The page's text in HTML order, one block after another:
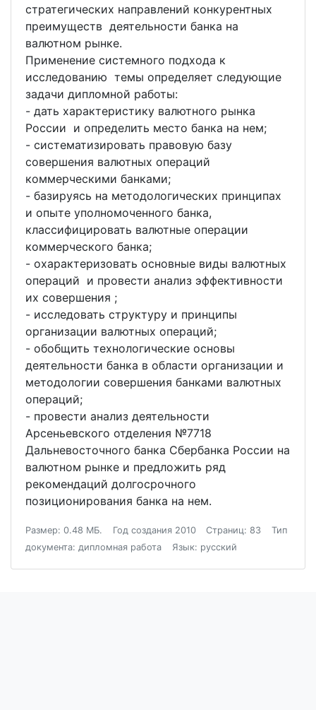
стратегических направлений конкурентных
преимуществ деятельности банка на
валютном рынке.
Применение системного подхода к
исследованию темы определяет следующие
задачи дипломной работы:
- дать характеристику валютного рынка
России и определить место банка на нем;
- систематизировать правовую базу
совершения валютных операций
коммерческими банками;
- базируясь на методологических принципах
и опыте уполномоченного банка,
классифицировать валютные операции
коммерческого банка;
- охарактеризовать основные виды валютных
операций и провести анализ эффективности
их совершения ;
- исследовать структуру и принципы
организации валютных операций;
- обобщить технологические основы
деятельности банка в области организации и
методологии совершения банками валютных
операций;
- провести анализ деятельности
Арсеньевского отделения №7718
Дальневосточного банка Сбербанка России на
валютном рынке и предложить ряд
рекомендаций долгосрочного
позиционирования банка на нем.
Размер: 0.48 МБ. Год создания 2010 Страниц: 83
Тип
документа: дипломная работа
Язык: русский